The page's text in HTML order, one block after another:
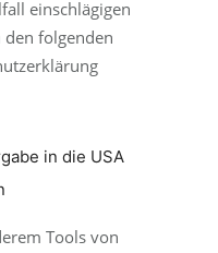
einschlägigen
folgenden
in die USA
Tools von